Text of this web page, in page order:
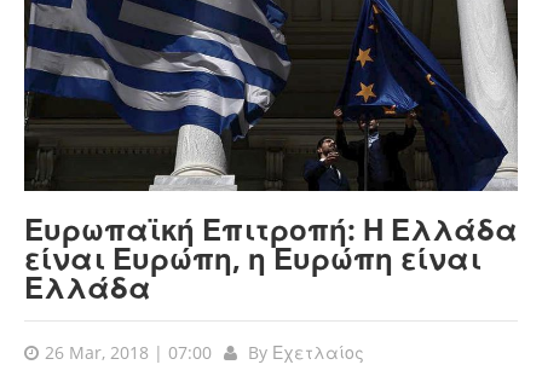
Ευρωπαϊκή Επιτροπή: Η Ελλάδα
είναι Ευρώπη, η Ευρώπη είναι
Ελλάδα
26 Mar, 2018 | 07:00 By Εχετλαίος